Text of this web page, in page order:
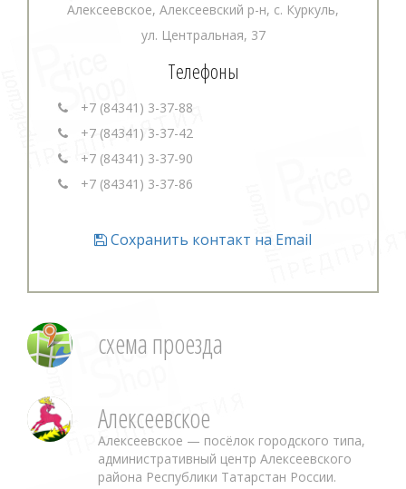
Алексеевское, Алексеевский р-н, с. Куркуль,
ул. Центральная, 37
Телефоны
+7 (84341) 3-37-88
+7 (84341) 3-37-42
+7 (84341) 3-37-90
+7 (84341) 3-37-86
Сохранить контакт на Email
схема проезда
Алексеевское
Алексеевское — посёлок городского типа,
административный центр Алексеевского
района Республики Татарстан России.